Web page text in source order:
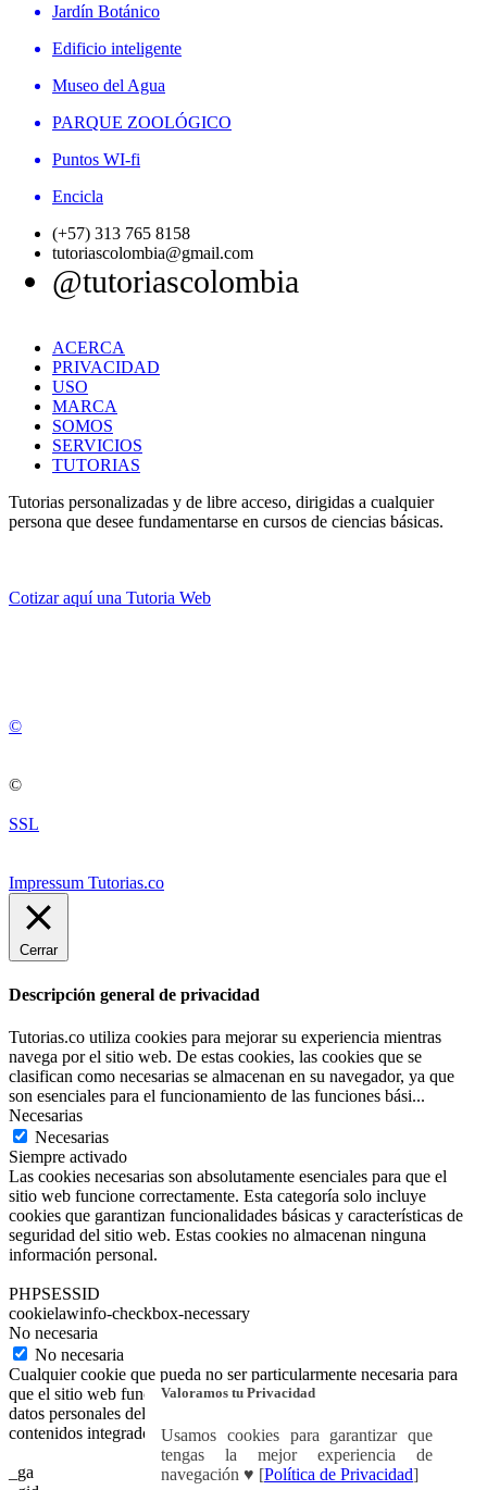
Jardín Botánico
Edificio inteligente
Museo del Agua
PARQUE ZOOLÓGICO
Puntos WI-fi
Encicla
(+57) 313 765 8158
tutoriascolombia@gmail.com
@tutoriascolombia
ACERCA
PRIVACIDAD
USO
MARCA
SOMOS
SERVICIOS
TUTORIAS
Tutorias personalizadas y de libre acceso, dirigidas a cualquier
persona que desee fundamentarse en cursos de ciencias básicas.
Cotizar aquí una Tutoria Web
©
©
SSL
Impressum Tutorias.co
Valoramos tu Privacidad
Usamos cookies para garantizar que
tengas la mejor experiencia de
navegación ♥ [Política de Privacidad]
Cerrar
Descripción general de privacidad
Tutorias.co utiliza cookies para mejorar su experiencia mientras
navega por el sitio web. De estas cookies, las cookies que se
clasifican como necesarias se almacenan en su navegador, ya que
son esenciales para el funcionamiento de las funciones bási...
Necesarias
Necesarias
Siempre activado
Las cookies necesarias son absolutamente esenciales para que el
sitio web funcione correctamente. Esta categoría solo incluye
cookies que garantizan funcionalidades básicas y características de
seguridad del sitio web. Estas cookies no almacenan ninguna
información personal.
PHPSESSID
cookielawinfo-checkbox-necessary
No necesaria
No necesaria
Cualquier cookie que pueda no ser particularmente necesaria para
que el sitio web funcione y se utilice específicamente para recopilar
datos personales del usuario a través de análisis, anuncios y otros
contenidos integrados se denomina cookie no necesaria.
_ga